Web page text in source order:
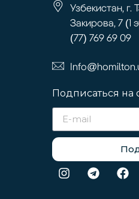
Узбекистан, г.
Закирова, 7 (1
(77) 769 69 09
Подписаться на